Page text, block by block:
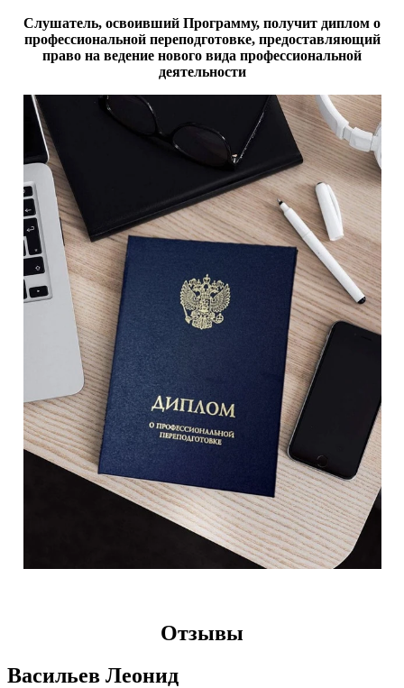
Слушатель, освоивший Программу, получит диплом о
профессиональной переподготовке, предоставляющий
право на ведение нового вида профессиональной
деятельности
Отзывы
Васильев Леонид